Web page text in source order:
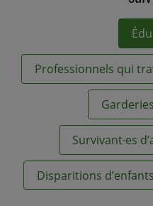
Professionnels qui
Garderies
Survivant·es
Disparitions